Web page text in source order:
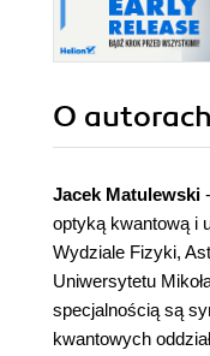
O autorach
Jacek Matulewski
optyką kwantową i
Wydziale Fizyki,
Uniwersytetu
specjalnością są
kwantowych